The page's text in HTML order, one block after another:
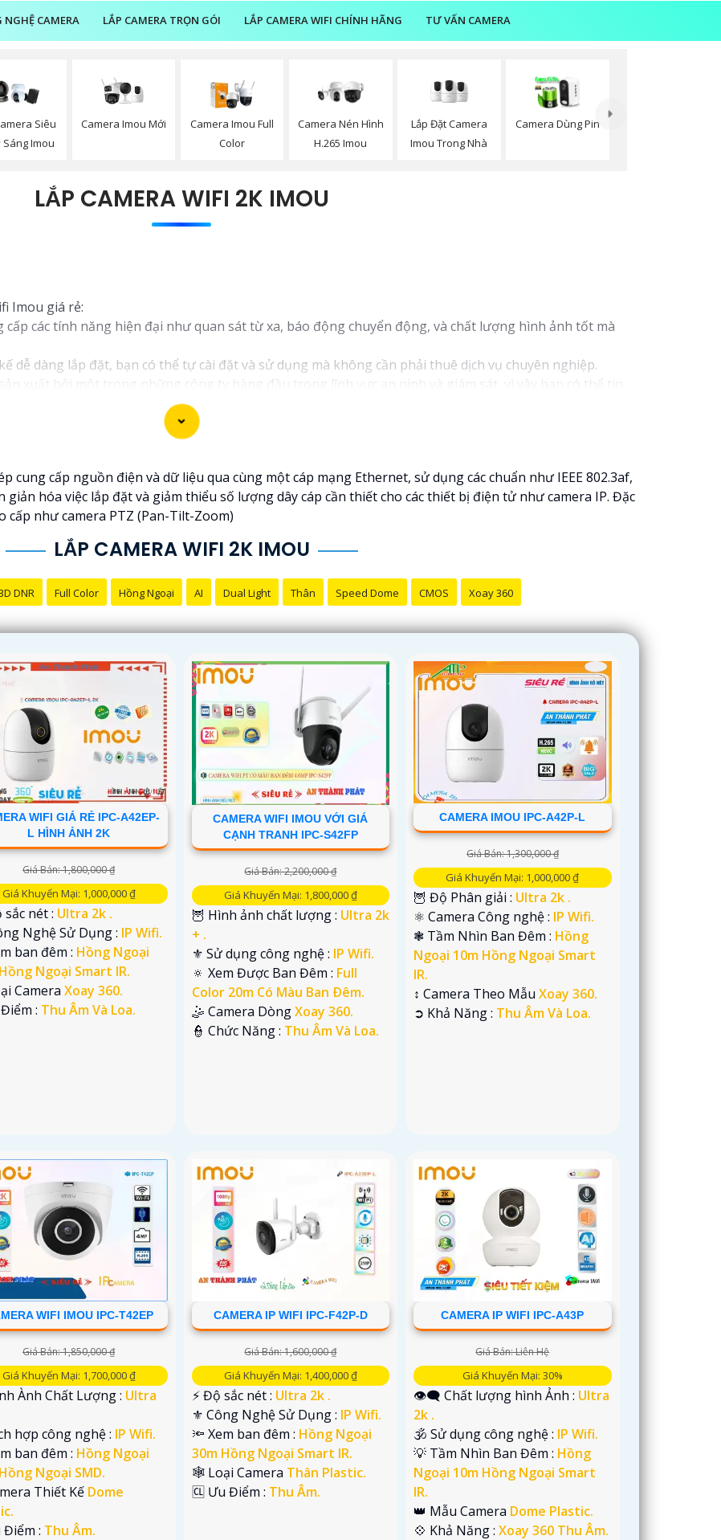
NGHỆ CAMERA LẮP CAMERA TRỌN GÓI LẮP CAMERA WIFI CHÍNH HÃNG TƯ VẤN CAMERA
Siêu
Sáng Imou
Camera Imou Mới
Camera Imou Full
Color
Camera Nén Hình
H.265 Imou
Lắp Đặt Camera
Imou Trong Nhà
Camera Dùng Pin
LẮP CAMERA WIFI 2K IMOU
Imou giá rẻ:
cấp các tính năng hiện đại như quan sát từ xa, báo động chuyển động, và chất lượng hình ảnh tốt mà
dễ dàng lắp đặt, bạn có thể tự cài đặt và sử dụng mà không cần phải thuê dịch vụ chuyên nghiệp.
xuất bởi một trong những công ty hàng đầu trong lĩnh vực an ninh và giám sát, vì vậy bạn có thể tin
thường được tích hợp các công nghệ mới như trí tuệ nhân tạo, cảm biến chuyển động thông minh giúp
lựa chọn hoàn hảo cho Camera Wifi Imou giá rẻ.
cung cấp nguồn điện và dữ liệu qua cùng một cáp mạng Ethernet, sử dụng các chuẩn như IEEE 802.3af,
giản hóa việc lắp đặt và giảm thiểu số lượng dây cáp cần thiết cho các thiết bị điện tử như camera IP. Đặc
cấp như camera PTZ (Pan-Tilt-Zoom)
LẮP CAMERA WIFI 2K IMOU
DNR Full Color Hồng Ngoại AI Dual Light Thân Speed Dome CMOS Xoay 360
WIFI GIÁ RẺ IPC-A42EP-
L HÌNH ẢNH 2K
Giá Bán: 1,800,000 ₫
Giá Khuyến Mại: 1,000,000 ₫
nét : Ultra 2k .
Nghệ Sử Dụng : IP Wifi.
ban đêm : Hồng Ngoại
Ngoại Smart IR.
CameraXoay 360.
: Thu Âm Và Loa.
CAMERA WIFI IMOU VỚI GIÁ
CẠNH TRANH IPC-S42FP
Giá Bán: 2,200,000 ₫
Giá Khuyến Mại: 1,800,000 ₫
🦉 Hình ảnh chất lượng : Ultra 2k
+ .
⚜️ Sử dụng công nghệ : IP Wifi.
🔅 Xem Được Ban Đêm : Full
Color 20m Có Màu Ban Ðêm.
🤹 Camera DòngXoay 360.
️👮 Chức Năng : Thu Âm Và Loa.
CAMERA IMOU IPC-A42P-L
Giá Bán: 1,300,000 ₫
Giá Khuyến Mại: 1,000,000 ₫
🦉 Độ Phân giải : Ultra 2k .
⚛️ Camera Công nghệ : IP Wifi.
❃ Tầm Nhìn Ban Đêm : Hồng
Ngoại 10m Hồng Ngoại Smart
IR.
↕️ Camera Theo MẫuXoay 360.
️➲ Khả Năng : Thu Âm Và Loa.
WIFI IMOU IPC-T42EP
Giá Bán: 1,850,000 ₫
Giá Khuyến Mại: 1,700,000 ₫
Ành Chất Lượng : Ultra
hợp công nghệ : IP Wifi.
ban đêm : Hồng Ngoại
Ngoại SMD.
Thiết Kế Dome
: Thu Âm.
CAMERA IP WIFI IPC-F42P-D
Giá Bán: 1,600,000 ₫
Giá Khuyến Mại: 1,400,000 ₫
️⚡ Độ sắc nét : Ultra 2k .
⚜️ Công Nghệ Sử Dụng : IP Wifi.
🔦 Xem ban đêm : Hồng Ngoại
30m Hồng Ngoại Smart IR.
🕸️ Loại Camera Thân Plastic.
️🆑 Ưu Điểm : Thu Âm.
CAMERA IP WIFI IPC-A43P
Giá Bán: Liên Hệ
Giá Khuyến Mại: 30%
👁️‍🗨 Chất lượng hình Ảnh : Ultra
2k .
🕉️ Sử dụng công nghệ : IP Wifi.
💡 Tầm Nhìn Ban Đêm : Hồng
Ngoại 10m Hồng Ngoại Smart
IR.
👑 Mẫu Camera Dome Plastic.
️💠 Khả Năng :Xoay 360 Thu Âm.